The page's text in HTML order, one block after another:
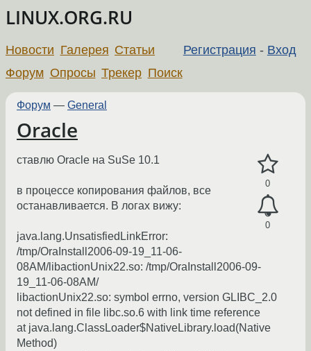
LINUX.ORG.RU
Регистрация - Вход
Новости Галерея Статьи
Форум Опросы Трекер Поиск
Форум — General
Oracle
0
0
ставлю Oracle на SuSe 10.1
в процессе копирования файлов, все
останавливается. В логах вижу:
java.lang.UnsatisfiedLinkError:
/tmp/OraInstall2006-09-19_11-06-
08AM/libactionUnix22.so: /tmp/OraInstall2006-09-
19_11-06-08AM/
libactionUnix22.so: symbol errno, version GLIBC_2.0
not defined in file libc.so.6 with link time reference
at java.lang.ClassLoader$NativeLibrary.load(Native
Method)